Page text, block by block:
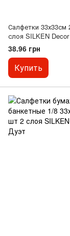
Салфетки 33х33см
слоя SILKEN
38.96 грн
Купить